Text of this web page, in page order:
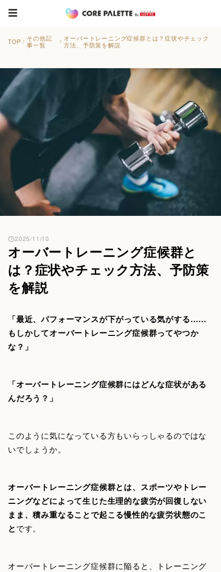
TOP
その他記
事一覧
オーバートレーニング症候群とは？症状やチェック
方法、予防策を解説
オーバートレーニング症候群と
は？症状やチェック方法、予防策
を解説
2025/11/10
「最近、パフォーマンスが下がっている気がする……
もしかしてオーバートレーニング症候群ってやつか
な？」
「オーバートレーニング症候群にはどんな症状がある
んだろう？」
このように気になっている方もいらっしゃるのではな
いでしょうか。
オーバートレーニング症候群とは、スポーツやトレー
ニングなどによって生じた生理的な疲労が回復しない
まま、積み重なることで起こる慢性的な疲労状態のこ
とです。
オーバートレーニング症候群に陥ると、トレーニング